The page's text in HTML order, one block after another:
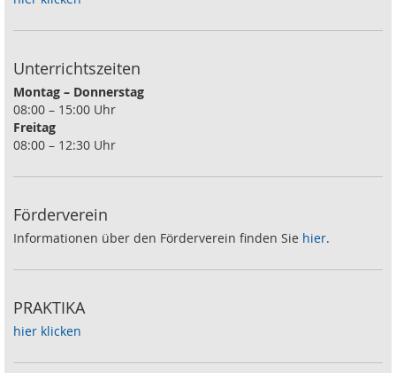
Unterrichtszeiten
Montag – Donnerstag
08:00 – 15:00 Uhr
Freitag
08:00 – 12:30 Uhr
Förderverein
Informationen über den Förderverein finden Sie hier.
PRAKTIKA
hier klicken